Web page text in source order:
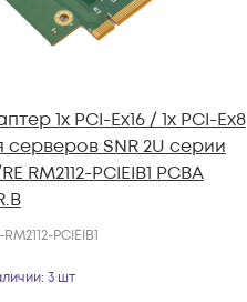
1x PCI-Ex16 / 1x PCI-Ex8
серверов SNR 2U серии
RM2112-PCIEIB1 PCBA
PCIEIB1
: 3 шт